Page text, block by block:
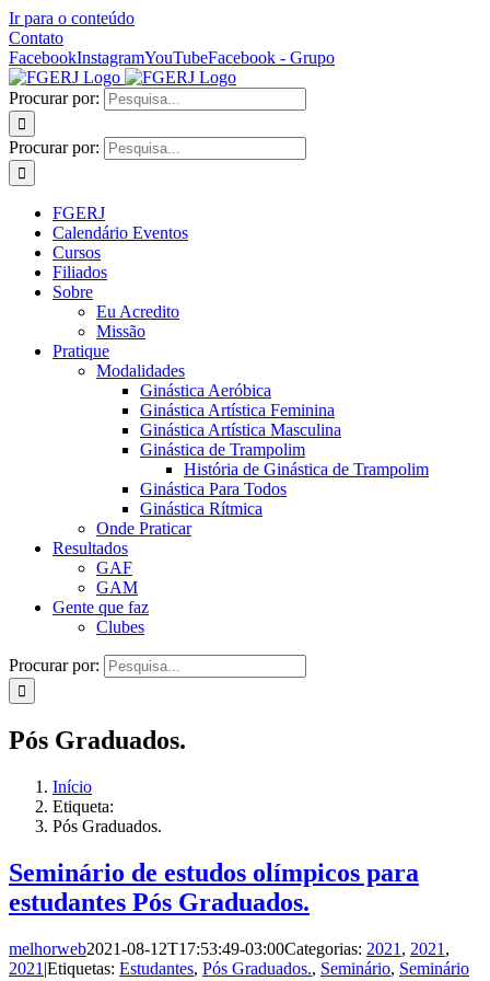
Ir para o conteúdo
Contato
FacebookInstagramYouTubeFacebook - Grupo
Procurar por:
Procurar por:
FGERJ
Calendário Eventos
Cursos
Filiados
Sobre
Eu Acredito
Missão
Pratique
Modalidades
Ginástica Aeróbica
Ginástica Artística Feminina
Ginástica Artística Masculina
Ginástica de Trampolim
História de Ginástica de Trampolim
Ginástica Para Todos
Ginástica Rítmica
Onde Praticar
Resultados
GAF
GAM
Gente que faz
Clubes
Procurar por:
Pós Graduados.
Início
Etiqueta:
Pós Graduados.
Seminário de estudos olímpicos para
estudantes Pós Graduados.
melhorweb2021-08-12T17:53:49-03:00Categorias: 2021 , 2021 ,
2021 |Etiquetas: Estudantes, Pós Graduados., Seminário, Seminário